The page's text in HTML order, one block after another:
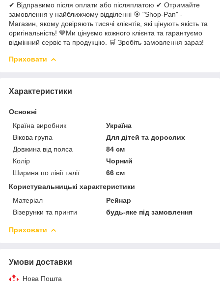
✔ Відправимо після оплати або післяплатою ✔ Отримайте
замовлення у найближчому відділенні 🎯 "Shop-Pan" -
Магазин, якому довіряють тисячі клієнтів, які цінують якість та
оригінальність! 💙Ми цінуємо кожного клієнта та гарантуємо
відмінний сервіс та продукцію. 🛒 Зробіть замовлення зараз!
Приховати
Характеристики
Основні
Країна виробник
Україна
Вікова група
Для дітей та дорослих
Довжина від пояса
84 см
Колір
Чорний
Ширина по лінії талії
66 см
Користувальницькі характеристики
Матеріал
Рейнар
Візерунки та принти
будь-яке під замовлення
Приховати
Умови доставки
Нова Пошта